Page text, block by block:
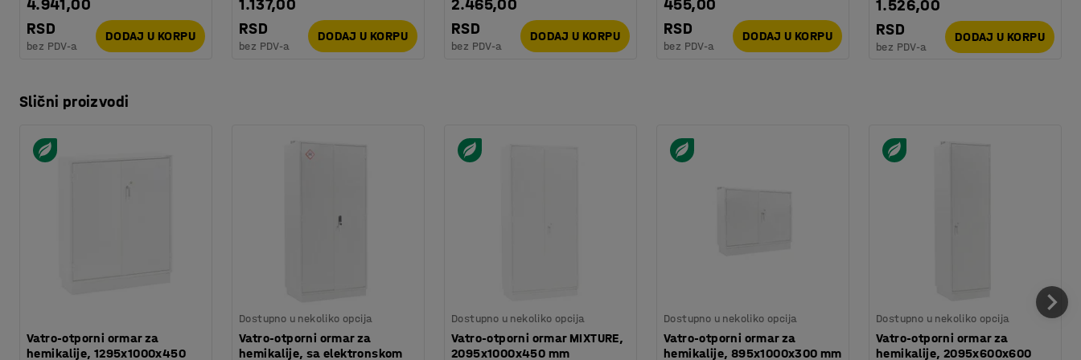
4.941,00
RSD
bez PDV-a
DODAJ U KORPU
1.137,00
RSD
bez PDV-a
DODAJ U KORPU
2.465,00
RSD
bez PDV-a
DODAJ U KORPU
455,00
RSD
bez PDV-a
DODAJ U KORPU
1.526,00
RSD
bez PDV-a
DODAJ U KORPU
Slični proizvodi
Vatro-otporni ormar za
hemikalije, 1295x1000x450
Dostupno u nekoliko opcija
Vatro-otporni ormar za
hemikalije, sa elektronskom
Dostupno u nekoliko opcija
Vatro-otporni ormar MIXTURE,
2095x1000x450 mm
Dostupno u nekoliko opcija
Vatro-otporni ormar za
hemikalije, 895x1000x300 mm
Dostupno u nekoliko opcija
Vatro-otporni ormar za
hemikalije, 2095x600x600